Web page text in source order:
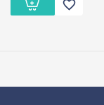
favorite_border